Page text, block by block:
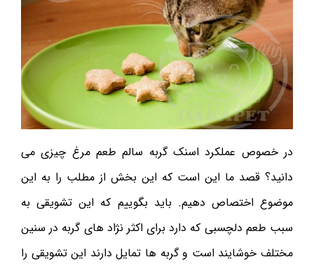
در خصوص عملکرد اسنک گربه سالم طعم مرغ چیزی می
دانید؟ قصد ما این است که این بخش از مطلب را به این
موضوع اختصاص دهیم. باید بگوییم که این تشویقی به
سبب طعم دلچسبی که دارد برای اکثر نژاد های گربه در سنین
مختلف خوشایند است و گربه ها تمایل دارند این تشویقی را